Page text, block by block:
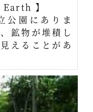
】
公園にありま
鉱物が堆積し
えることがあ